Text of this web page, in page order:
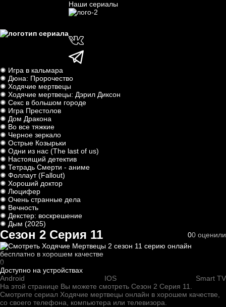
Наши сериалы
✺ Игра в кальмара
✺ Дюна: Пророчество
✺ Ходячие мертвецы
✺ Ходячие мертвецы: Дэрил Диксон
✺ Секс в большом городе
✺ Игра Престолов
✺ Дом Дракона
✺ Во все тяжкие
✺ Черное зеркало
✺ Острые Козырьки
✺ Одни из нас (The last of us)
✺ Настоящий детектив
✺ Тетрадь Смерти - аниме
✺ Фоллаут (Fallout)
✺ Хороший доктор
✺ Люцифер
✺ Очень странные дела
✺ Вечность
✺ Декстер: воскрешение
✺ Дым (2025)
Сезон 2 Серия 11 00 оценили
0
Доступно на устройствах
Android
IOS
Smart TV
На этой странице Вы можете смотреть Сезон 2 Серия 11
Смотрите сериал Ходячие мертвецы онлайн в хорошем качестве,
со своего телефона, компьютера или телевизора.